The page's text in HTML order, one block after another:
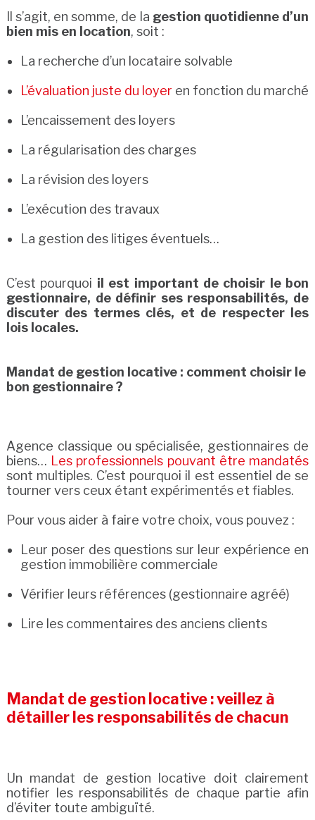
Il s’agit, en somme, de la gestion quotidienne d’un
bien mis en location, soit :
La recherche d’un locataire solvable
L’évaluation juste du loyer en fonction du marché
L’encaissement des loyers
La régularisation des charges
La révision des loyers
L’exécution des travaux
La gestion des litiges éventuels…
C’est pourquoi il est important de choisir le bon
gestionnaire, de définir ses responsabilités, de
discuter des termes clés, et de respecter les
lois locales.
Mandat de gestion locative : comment choisir le
bon gestionnaire ?
Agence classique ou spécialisée, gestionnaires de
biens… Les professionnels pouvant être mandatés
sont multiples. C’est pourquoi il est essentiel de se
tourner vers ceux étant expérimentés et fiables.
Pour vous aider à faire votre choix, vous pouvez :
Leur poser des questions sur leur expérience en
gestion immobilière commerciale
Vérifier leurs références (gestionnaire agréé)
Lire les commentaires des anciens clients
Mandat de gestion locative : veillez à
détailler les responsabilités de chacun
Un mandat de gestion locative doit clairement
notifier les responsabilités de chaque partie afin
d’éviter toute ambiguïté.